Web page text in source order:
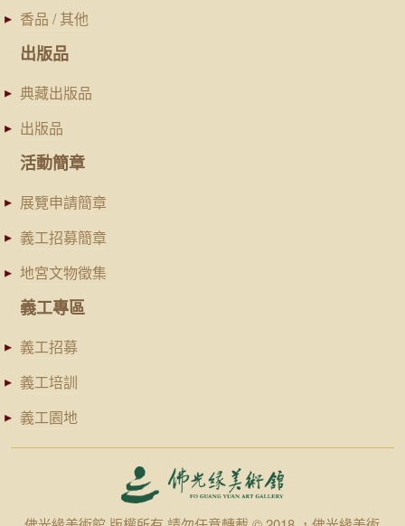
香品 / 其他
出版品
典藏出版品
出版品
活動簡章
展覽申請簡章
義工招募簡章
地宮文物徵集
義工專區
義工招募
義工培訓
義工園地